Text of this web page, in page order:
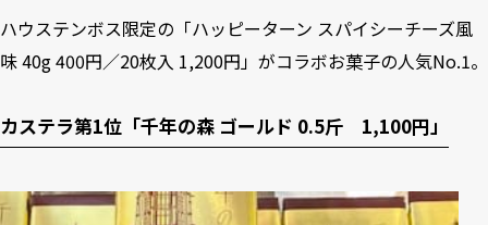
ハウステンボス限定の「ハッピーターン スパイシーチーズ風
味 40g 400円／20枚入 1,200円」がコラボお菓子の人気No.1。
カステラ第1位「千年の森 ゴールド 0.5斤 1,100円」